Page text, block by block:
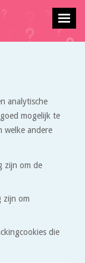
vakken. Wij
ervan bewust dat
analytische
mogelijk te
welke andere
zijn om de
zijn om
die